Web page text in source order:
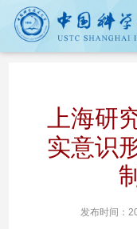
上海研
实意识
发布时间：